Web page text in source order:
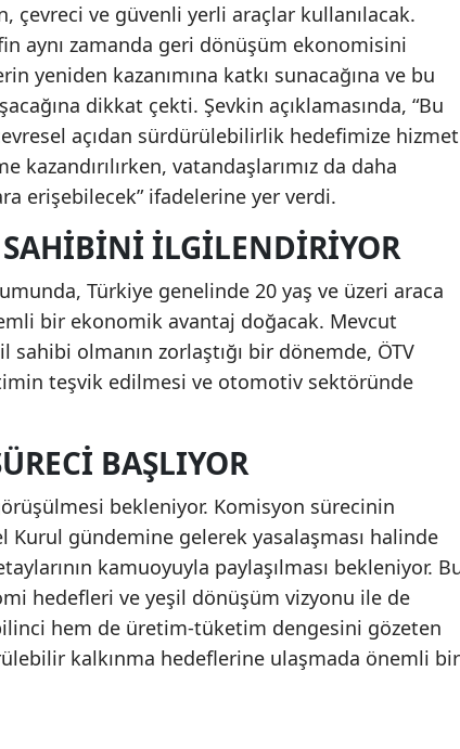
çevreci ve güvenli yerli araçlar kullanılacak.
aynı zamanda geri dönüşüm ekonomisini
yeniden kazanımına katkı sunacağına ve bu
dikkat çekti. Şevkin açıklamasında, “Bu
açıdan sürdürülebilirlik hedefimize hizmet
kazandırılırken, vatandaşlarımız da daha
erişebilecek” ifadelerine yer verdi.
SAHIBINI İLGILENDIRIYOR
Türkiye genelinde 20 yaş ve üzeri araca
bir ekonomik avantaj doğacak. Mevcut
olmanın zorlaştığı bir dönemde, ÖTV
teşvik edilmesi ve otomotiv sektöründe
BAŞLIYOR
bekleniyor. Komisyon sürecinin
Kurul gündemine gelerek yasalaşması halinde
kamuoyuyla paylaşılması bekleniyor.
hedefleri ve yeşil dönüşüm vizyonu ile de
hem de üretim-tüketim dengesini gözeten
kalkınma hedeflerine ulaşmada önemli bir